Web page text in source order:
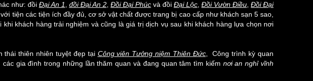
như: đồi Đại An 1, đồi Đại An 2, Đồi Đại Phúcvà đồi Đại Lộc, Đồi Vườn Điều, Đồi Đại
tiện các tiện ích đầy đủ, cơ sở vật chất được trang bị cao cấp như khách sạn 5 sao,
khách hàng trải nghiệm và cũng là giá trị dịch vụ sau khi khách hàng lựa chọn nơi
thái thiên nhiên tuyệt đẹp tại Công viên Tưởng niệm Thiên Đức, Công trình kỳ quan
gia đình trong những lần thăm quan và đang quan tâm tìm kiếm nơi an nghỉ vĩnh